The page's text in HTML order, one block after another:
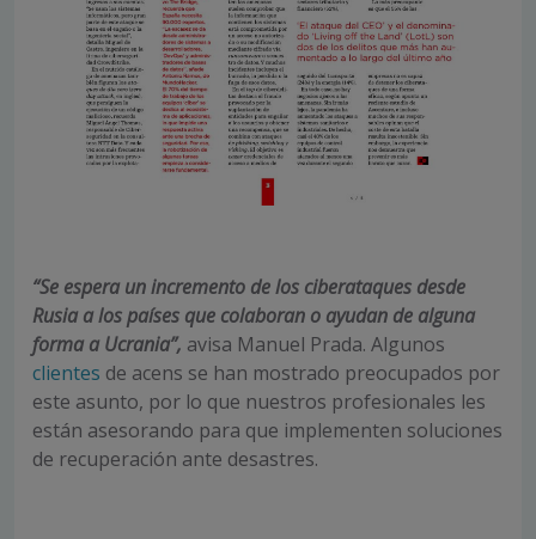
“Se espera un incremento de los ciberataques desde
Rusia a los países que colaboran o ayudan de alguna
forma a Ucrania”, avisa Manuel Prada. Algunos
clientes de acens se han mostrado preocupados por
este asunto, por lo que nuestros profesionales les
están asesorando para que implementen soluciones
de recuperación ante desastres.